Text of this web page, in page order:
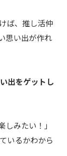
ば、推し活仲
思い出が作れ
出をゲットし
しみたい！」
いるかわから